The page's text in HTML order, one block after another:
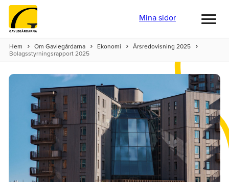
Mina sidor
Hem Om Gavlegårdarna Ekonomi Årsredovisning 2025
Bolagsstyrningsrapport 2025